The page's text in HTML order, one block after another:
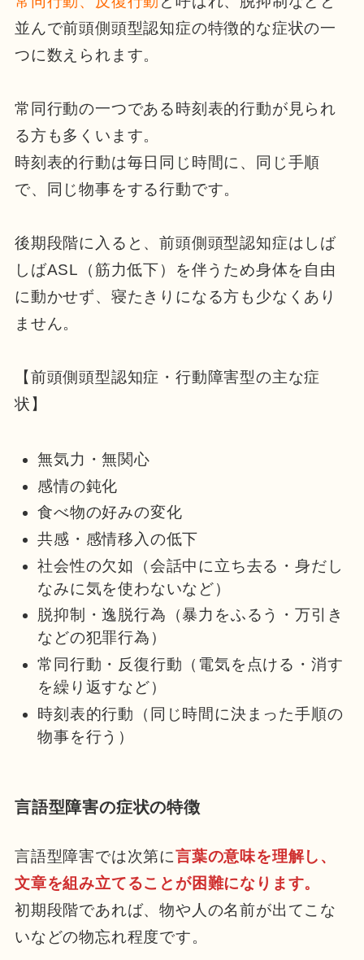
並んで前頭側頭型認知症の特徴的な症状の一
つに数えられます。
常同行動の一つである時刻表的行動が見られ
る方も多くいます。
時刻表的行動は毎日同じ時間に、同じ手順
で、同じ物事をする行動です。
後期段階に入ると、前頭側頭型認知症はしば
しばASL（筋力低下）を伴うため身体を自由
に動かせず、寝たきりになる方も少なくあり
ません。
【前頭側頭型認知症・行動障害型の主な症
状】
無気力・無関心
感情の鈍化
食べ物の好みの変化
共感・感情移入の低下
社会性の欠如（会話中に立ち去る・身だし
なみに気を使わないなど）
脱抑制・逸脱行為（暴力をふるう・万引き
などの犯罪行為）
常同行動・反復行動（電気を点ける・消す
を繰り返すなど）
時刻表的行動（同じ時間に決まった手順の
物事を行う）
言語型障害の症状の特徴
言語型障害では次第に言葉の意味を理解し、
文章を組み立てることが困難になります。
初期段階であれば、物や人の名前が出てこな
いなどの物忘れ程度です。